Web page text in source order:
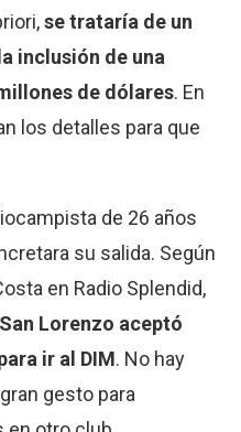
se trataría de un
inclusión de una
de dólares. En
los detalles para que
de 26 años
su salida. Según
en Radio Splendid,
Lorenzo aceptó
ir al DIM. No hay
gesto para